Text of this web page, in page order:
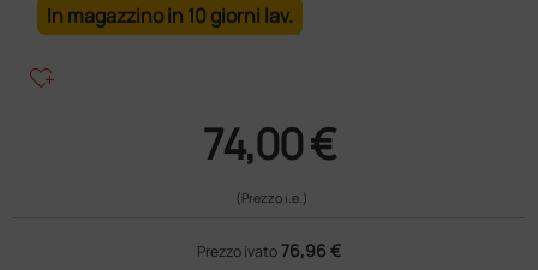
In magazzino in 10 giorni lav.
heart_plus
74,00 €
(Prezzo i.e.)
Prezzo ivato76,96 €